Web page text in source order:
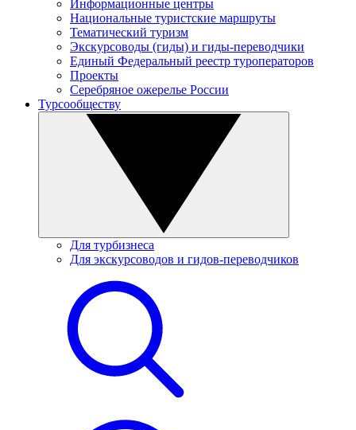
Информационные центры
Национальные туристские маршруты
Тематический туризм
Экскурсоводы (гиды) и гиды-переводчики
Единый Федеральный реестр туроператоров
Проекты
Серебряное ожерелье России
Турсообществу
Для турбизнеса
Для экскурсоводов и гидов-переводчиков